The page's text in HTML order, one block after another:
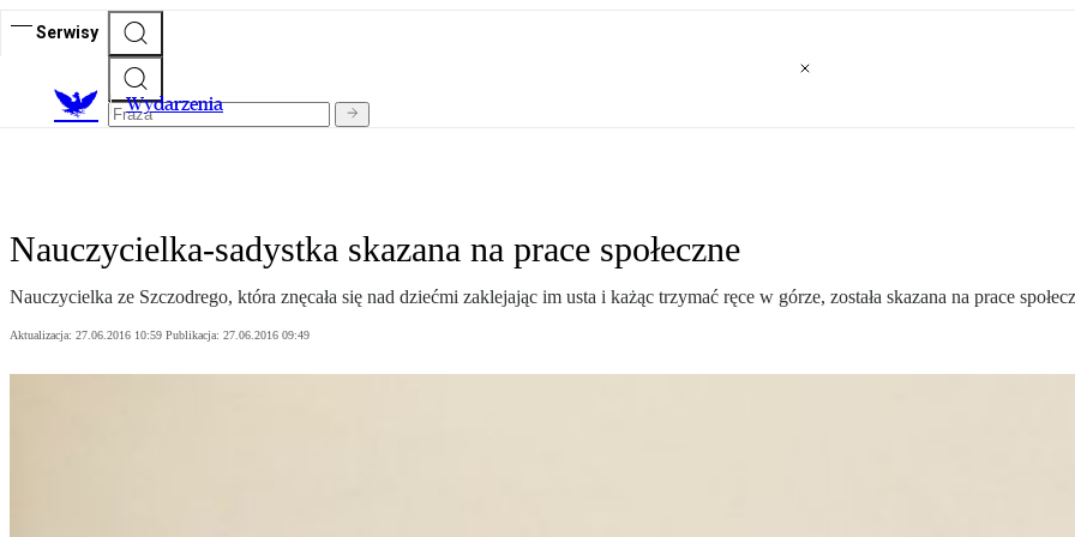
Serwisy
Wydarzenia
Nauczycielka-sadystka skazana na prace społeczne
Nauczycielka ze Szczodrego, która znęcała się nad dziećmi zaklejając im usta i każąc trzymać ręce w górze, została skazana na prace
Aktualizacja: 27.06.2016 10:59 Publikacja: 27.06.2016 09:49